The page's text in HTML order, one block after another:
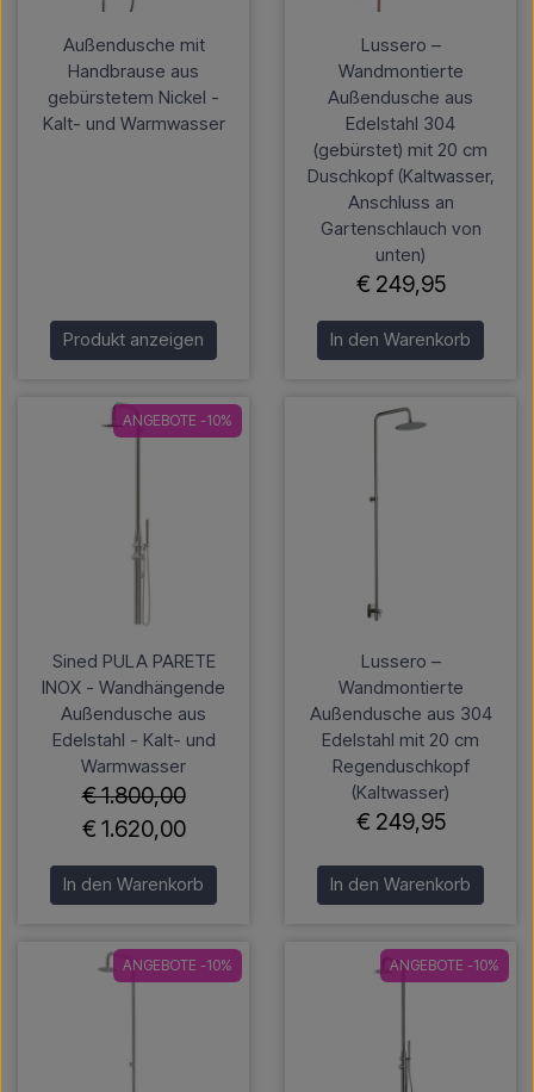
Außendusche mit
Handbrause aus
gebürstetem Nickel -
Kalt- und Warmwasser
Produkt anzeigen
Lussero –
Wandmontierte
Außendusche aus
Edelstahl 304
(gebürstet) mit 20 cm
Duschkopf (Kaltwasser,
Anschluss an
Gartenschlauch von
unten)
€ 249,95
In den Warenkorb
ANGEBOTE -10%
Sined PULA PARETE
INOX - Wandhängende
Außendusche aus
Edelstahl - Kalt- und
Warmwasser
€ 1.800,00
€ 1.620,00
In den Warenkorb
Lussero –
Wandmontierte
Außendusche aus 304
Edelstahl mit 20 cm
Regenduschkopf
(Kaltwasser)
€ 249,95
In den Warenkorb
ANGEBOTE -10% ANGEBOTE -10%